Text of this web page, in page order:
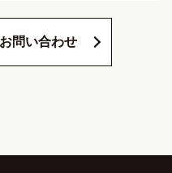
問い合わせ